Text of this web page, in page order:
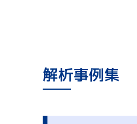
解析事例集